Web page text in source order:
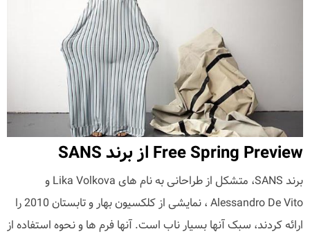
Free Spring Preview از برند SANS
برند SANS، متشکل از طراحانی به نام های Lika Volkova و
Alessandro De Vito ، نمایشی از کلکسیون بهار و تابستان 2010 را
ارائه کردند، سبک آنها بسیار ناب است. آنها فرم ها و نحوه استفاده از